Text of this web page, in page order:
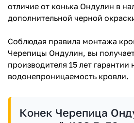
отличие от конька Ондулин в
дополнительной черной
Соблюдая правила монтажа
Черепицы Ондулин, вы
производителя 15 лет гарантии
водонепроницаемость кровли.
Конек Черепица